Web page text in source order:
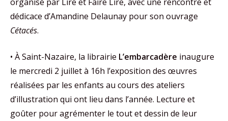
dédicace d’Amandine Delaunay pour son ouvrage
Cétacés.
• À Saint-Nazaire, la librairie L’embarcadère inaugure
le mercredi 2 juillet à 16h l’exposition des œuvres
réalisées par les enfants au cours des ateliers
d’illustration qui ont lieu dans l’année. Lecture et
goûter pour agrémenter le tout et dessin de leur